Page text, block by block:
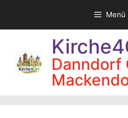
springen
Menü
Danndorf